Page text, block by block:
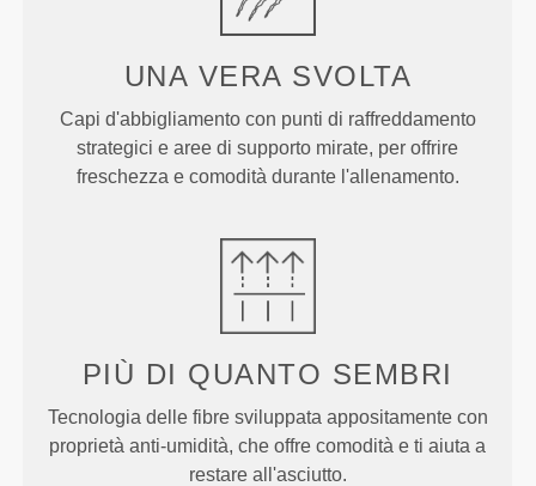
UNA VERA SVOLTA
Capi d'abbigliamento con punti di raffreddamento
strategici e aree di supporto mirate, per offrire
freschezza e comodità durante l'allenamento.
PIÙ DI QUANTO SEMBRI
Tecnologia delle fibre sviluppata appositamente con
proprietà anti-umidità, che offre comodità e ti aiuta a
restare all'asciutto.